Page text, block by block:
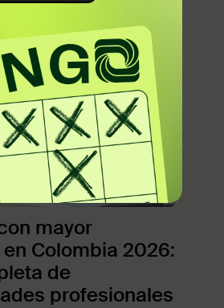
mayor
Colombia 2026:
de
profesionales